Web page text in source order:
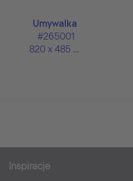
Umywalka
#265001
820 x 485 mm
Inspiracje